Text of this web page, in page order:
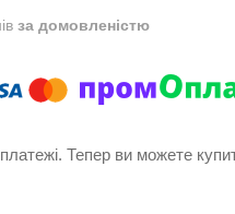
за домовленістю
платежі. Тепер ви можете